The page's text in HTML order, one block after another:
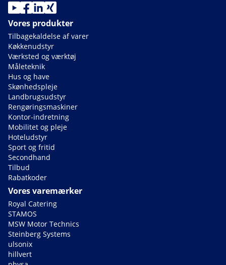
Vores produkter
Tilbagekaldelse af varer
Køkkenudstyr
Værksted og værktøj
Måleteknik
Hus og have
Skønhedspleje
Landbrugsudstyr
Rengøringsmaskiner
Kontor-indretning
Mobilitet og pleje
Hoteludstyr
Sport og fritid
Secondhand
Tilbud
Rabatkoder
Vores varemærker
Royal Catering
STAMOS
MSW Motor Technics
Steinberg Systems
ulsonix
hillvert